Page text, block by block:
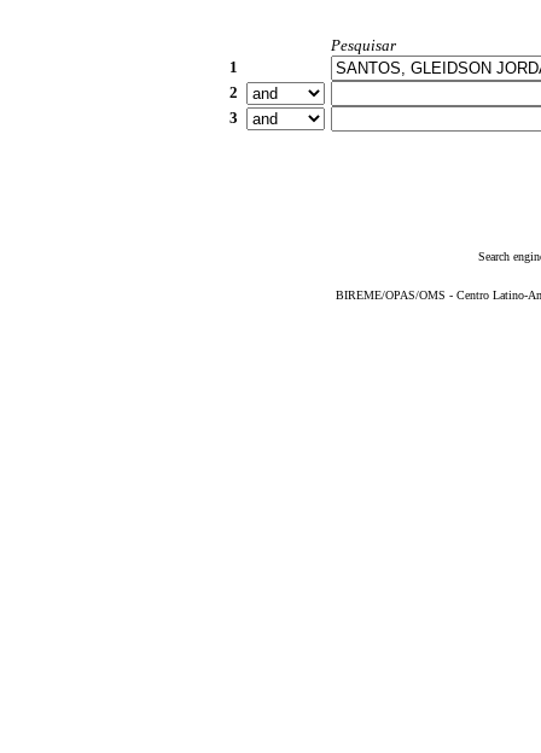
Pesquisar
1
2
3
Search
BIREME/OPAS/OMS - Centro Latino-